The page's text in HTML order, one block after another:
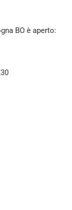
BO è aperto: